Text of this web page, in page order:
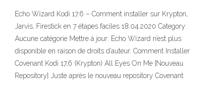
Echo Wizard Kodi 17.6 – Comment installer sur Krypton,
Jarvis, Firestick en 7 étapes faciles 18.04.2020 Category:
Aucune catégorie Mettre à jour: Echo Wizard n’est plus
disponible en raison de droits d’auteur. Comment Installer
Covenant Kodi 17,6 (Krypton) All Eyes On Me [Nouveau
Repository] Juste après le nouveau repository Covenant